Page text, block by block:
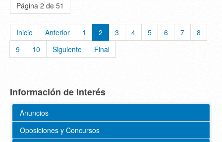
Página 2 de 51
Inicio Anterior 1 2 3 4 5 6 7
8
9
10 Siguiente Final
Información de Interés
Anuncios
Oposiciones y Concursos